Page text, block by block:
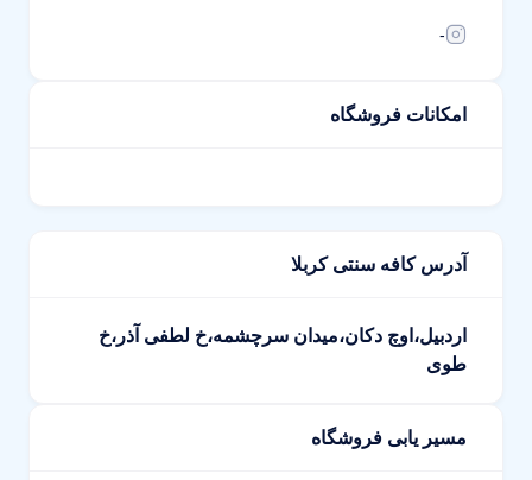
-
امکانات فروشگاه
آدرس کافه سنتی کربلا
اردبیل،اوچ دکان،میدان سرچشمه،خ لطفی آذر،خ
طوی
مسیر یابی فروشگاه